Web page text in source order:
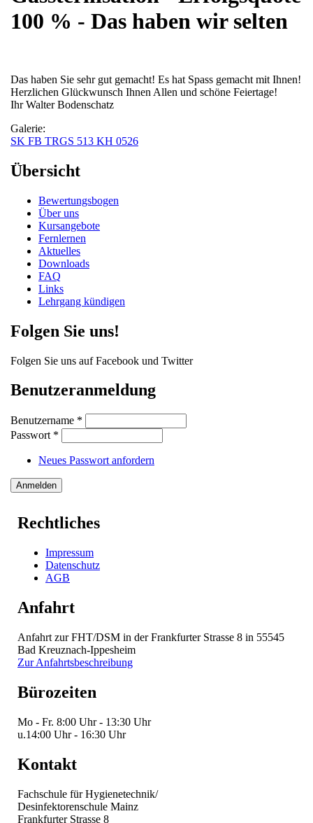
100 % - Das haben wir selten
Das haben Sie sehr gut gemacht! Es hat Spass gemacht mit Ihnen!
Herzlichen Glückwunsch Ihnen Allen und schöne Feiertage!
Ihr Walter Bodenschatz
Galerie:
SK FB TRGS 513 KH 0526
Übersicht
Bewertungsbogen
Über uns
Kursangebote
Fernlernen
Aktuelles
Downloads
FAQ
Links
Lehrgang kündigen
Folgen Sie uns!
Folgen Sie uns auf Facebook und Twitter
Benutzeranmeldung
Benutzername *
Passwort *
Neues Passwort anfordern
Rechtliches
Impressum
Datenschutz
AGB
Anfahrt
Anfahrt zur FHT/DSM in der Frankfurter Strasse 8 in 55545
Bad Kreuznach-Ippesheim
Zur Anfahrtsbeschreibung
Bürozeiten
Mo - Fr. 8:00 Uhr - 13:30 Uhr
u.14:00 Uhr - 16:30 Uhr
Kontakt
Fachschule für Hygienetechnik/
Desinfektorenschule Mainz
Frankfurter Strasse 8